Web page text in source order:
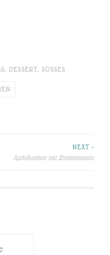
, DESSERT, SÜSSES
NEXT >
Apfelkuchen mit Zimtstreuseln